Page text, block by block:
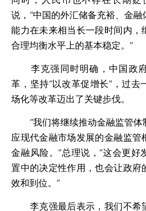
说，“中国的外汇储备充裕、金
能力在未来相当长一段时间内，
合理均衡水平上的基本稳定。”
李克强同时明确，中国政府
革，坚持“以改革促增长”，过去
场化等改革迈出了关键步伐。
“我们将继续推动金融监管体
应现代金融市场发展的金融监管
金融风险。”总理说，“这会更好
置中的决定性作用，也会让政府
效和到位。”
李克强最后表示，我们不希